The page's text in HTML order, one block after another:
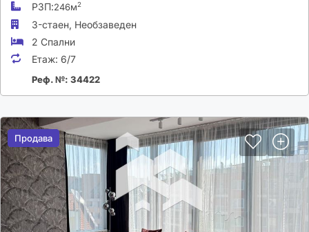
РЗП:246м2
3-стаен, Необзаведен
2 Спални
Етаж: 6/7
Реф. №: 34422
Продава
Продава